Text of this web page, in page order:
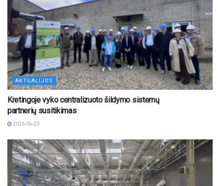
AKTUALIJOS
Kretingoje vyko centralizuoto šildymo sistemų
partnerių susitikimas
2026-06-20